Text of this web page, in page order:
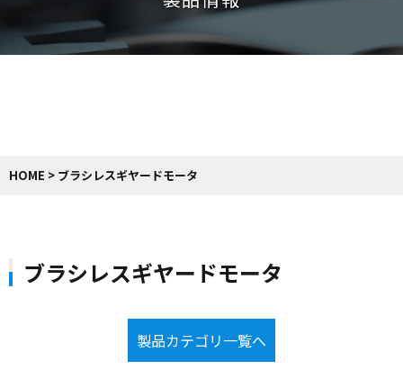
HOME > ブラシレスギヤードモータ
ブラシレスギヤードモータ
製品カテゴリ一覧へ